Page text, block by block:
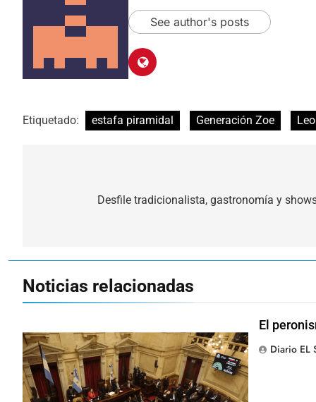
See author's posts
Etiquetado: estafa piramidal Generación Zoe
Desfile tradicionalista, gastronomía y
Noticias relacionadas
El
Diario EL